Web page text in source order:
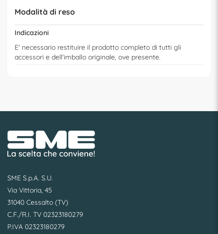
Modalità di reso
Indicazioni
E' necessario restituire il prodotto completo di tutti gli
accessori e dell'imballo originale, ove presente.
SME S.p.A. S.U.
Via Vittoria, 45
31040 Cessalto (TV)
C.F./R.I. TV 02323180279
P.IVA 02323180279